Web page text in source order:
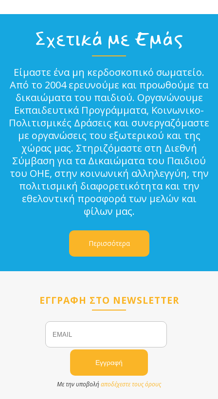
Σχετικά με Εμάς
Είμαστε ένα μη κερδοσκοπικό σωματείο.
Από το 2004 ερευνούμε και προωθούμε τα
δικαιώματα του παιδιού. Οργανώνουμε
Εκπαιδευτικά Προγράμματα, Κοινωνικο-
Πολιτισμικές Δράσεις και συνεργαζόμαστε
με οργανώσεις του εξωτερικού και της
χώρας μας. Στηριζόμαστε στη Διεθνή
Σύμβαση για τα Δικαιώματα του Παιδιού
του ΟΗΕ, στην κοινωνική αλληλεγγύη, την
πολιτισμική διαφορετικότητα και την
εθελοντική προσφορά των μελών και
φίλων μας.
Περισσότερα
ΕΓΓΡΑΦΗ ΣΤΟ NEWSLETTER
Email
Με την υποβολήαποδέχεστε τους όρους